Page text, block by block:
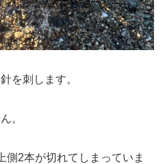
を刺します。
。
側2本が切れてしまっていま